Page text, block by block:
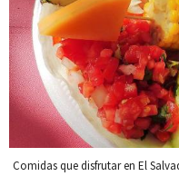
Comidas que disfrutar en El